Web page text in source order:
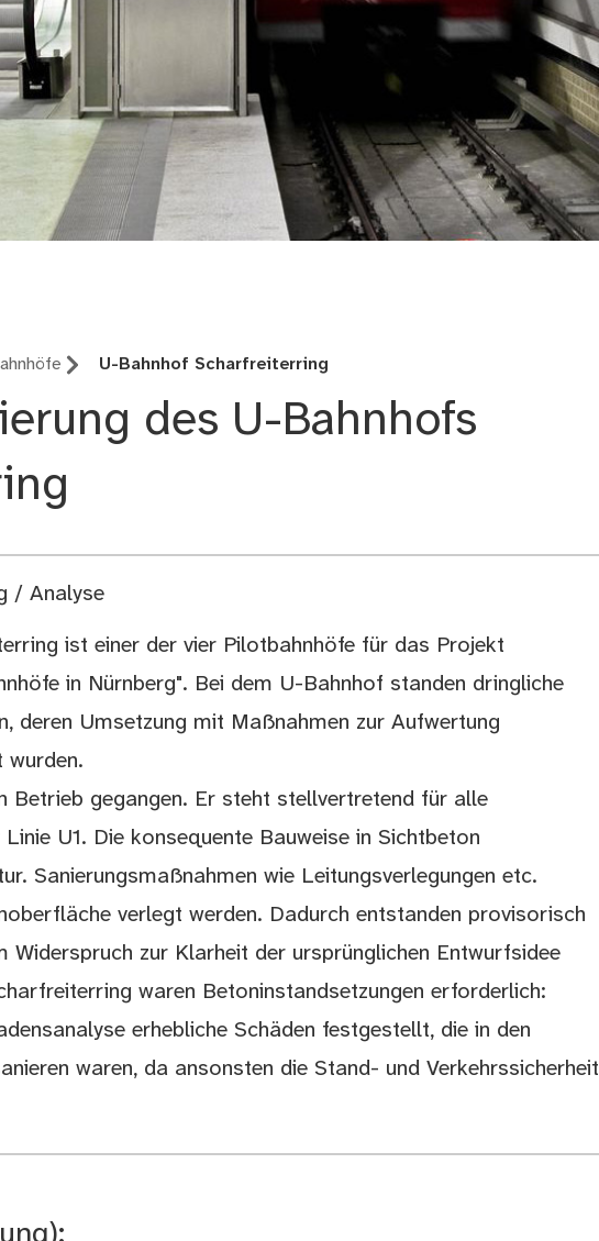
U-Bahnhof Scharfreiterring
des U-Bahnhofs
/ Analyse
ist einer der vier Pilotbahnhöfe für das Projekt
in Nürnberg". Bei dem U-Bahnhof standen dringliche
deren Umsetzung mit Maßnahmen zur Aufwertung
wurden.
Betrieb gegangen. Er steht stellvertretend für alle
U1. Die konsequente Bauweise in Sichtbeton
Sanierungsmaßnahmen wie Leitungsverlegungen etc.
verlegt werden. Dadurch entstanden provisorisch
Widerspruch zur Klarheit der ursprünglichen Entwurfsidee
waren Betoninstandsetzungen erforderlich:
erhebliche Schäden festgestellt, die in den
waren, da ansonsten die Stand- und Verkehrssicherheit